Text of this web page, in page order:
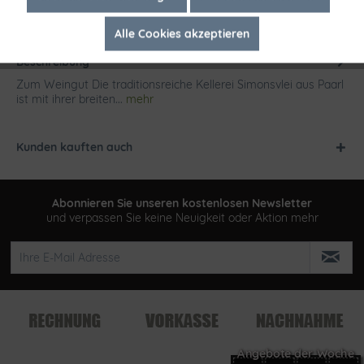
Beschreibung
Zum Weingut Die traditionsreiche Kellerei Simonsvlei aus Paarl
ist mit ihrer breiten... mehr
Kunden kauften auch
Abonnieren Sie unseren kostenlosen Newsletter
und verpassen Sie keine Neuigkeit oder Aktion mehr
Alle Cookies akzeptieren